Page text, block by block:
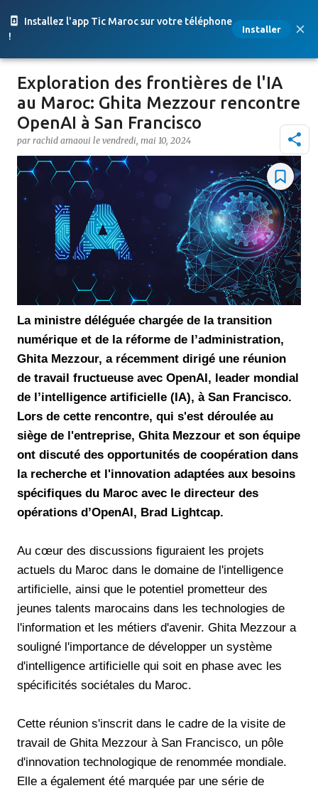
Installez l'app Tic Maroc sur votre téléphone
!
Installer
Accéder au contenu principal
Exploration des frontières de l'IA
au Maroc: Ghita Mezzour rencontre
OpenAI à San Francisco
par rachid amaoui le vendredi, mai 10, 2024
La ministre déléguée chargée de la transition
numérique et de la réforme de l’administration,
Ghita Mezzour, a récemment dirigé une réunion
de travail fructueuse avec OpenAI, leader mondial
de l’intelligence artificielle (IA), à San Francisco.
Lors de cette rencontre, qui s'est déroulée au
siège de l'entreprise, Ghita Mezzour et son équipe
ont discuté des opportunités de coopération dans
la recherche et l'innovation adaptées aux besoins
spécifiques du Maroc avec le directeur des
opérations d’OpenAI, Brad Lightcap.
Au cœur des discussions figuraient les projets
actuels du Maroc dans le domaine de l'intelligence
artificielle, ainsi que le potentiel prometteur des
jeunes talents marocains dans les technologies de
l'information et les métiers d'avenir. Ghita Mezzour a
souligné l'importance de développer un système
d'intelligence artificielle qui soit en phase avec les
spécificités sociétales du Maroc.
Cette réunion s'inscrit dans le cadre de la visite de
travail de Ghita Mezzour à San Francisco, un pôle
d'innovation technologique de renommée mondiale.
Elle a également été marquée par une série de